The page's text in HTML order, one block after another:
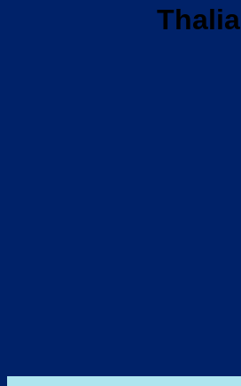
Thalia